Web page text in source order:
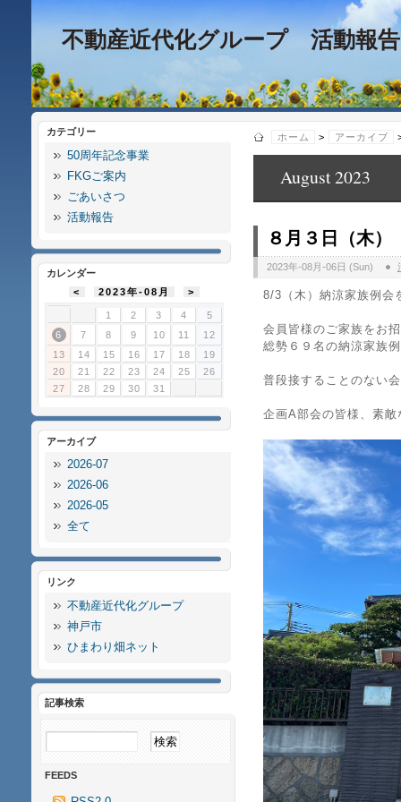
不動産近代化グループ 活動報告
ホーム > アーカイブ
August 2023
８月３日（木
2023年-08月-06日 (Sun)
8/3（木）納涼家族例
会員皆様のご家族をお
総勢６９名の納涼家族
普段接することのない
企画A部会の皆様、素
カテゴリー
50周年記念事業
FKGご案内
ごあいさつ
活動報告
カレンダー
<
2023年-08月 >
1 2 3 4
5
6
7 8 9 10 11
12
13
14 15 16 17 18
19
20
21 22 23 24 25
26
27
28 29 30 31
アーカイブ
2026-07
2026-06
2026-05
全て
リンク
不動産近代化グループ
神戸市
ひまわり畑ネット
記事検索
FEEDS